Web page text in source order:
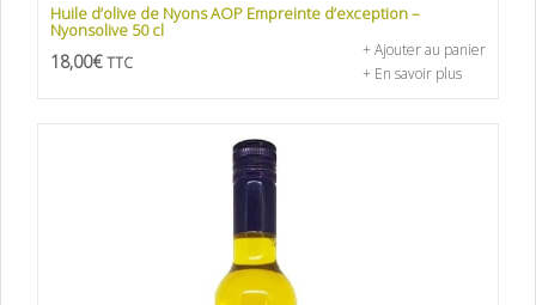
Huile d’olive de Nyons AOP Empreinte d’exception –
Nyonsolive 50 cl
18,00€ TTC
+ Ajouter au panier
+ En savoir plus